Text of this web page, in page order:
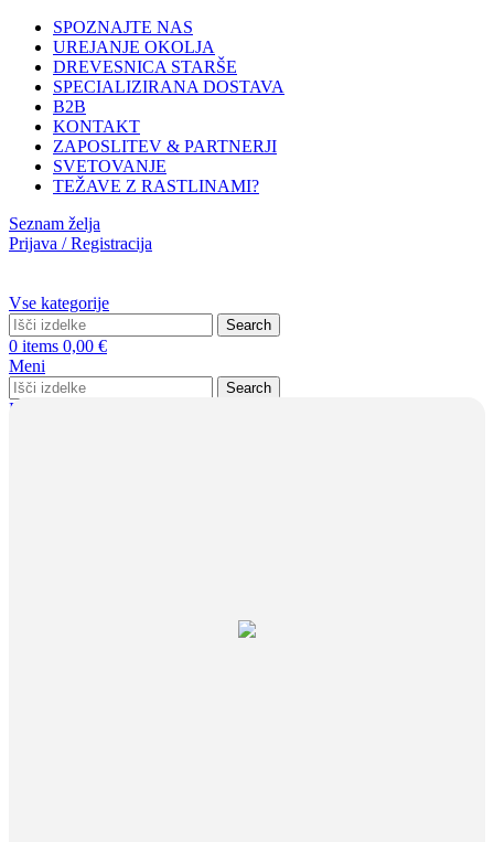
SPOZNAJTE NAS
UREJANJE OKOLJA
DREVESNICA STARŠE
SPECIALIZIRANA DOSTAVA
B2B
KONTAKT
ZAPOSLITEV & PARTNERJI
SVETOVANJE
TEŽAVE Z RASTLINAMI?
Seznam želja
Prijava / Registracija
Vse kategorije
Search
0 items 0,00 €
Meni
Search
Prijava / Registracija